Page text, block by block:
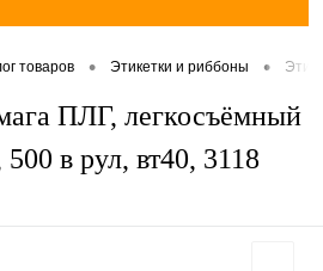
товаров • Этикетки и риббоны •
ПЛГ, легкосъёмный
в рул, вт40, 3118